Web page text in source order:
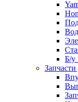
Б/у